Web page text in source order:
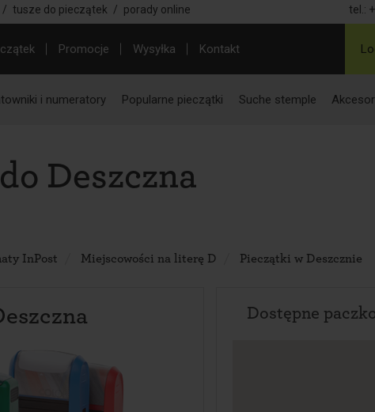
/ tusze do pieczątek / porady online tel.:
Promocje Wysyłka Kontakt
i numeratory Popularne pieczątki Suche stemple
Deszczna
InPost Miejscowości na literę D Pieczątki w Deszcznie
Dostępne